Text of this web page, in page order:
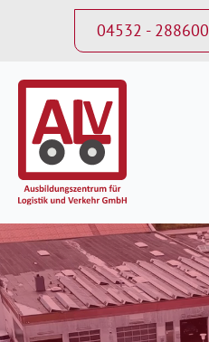
04532 - 288600